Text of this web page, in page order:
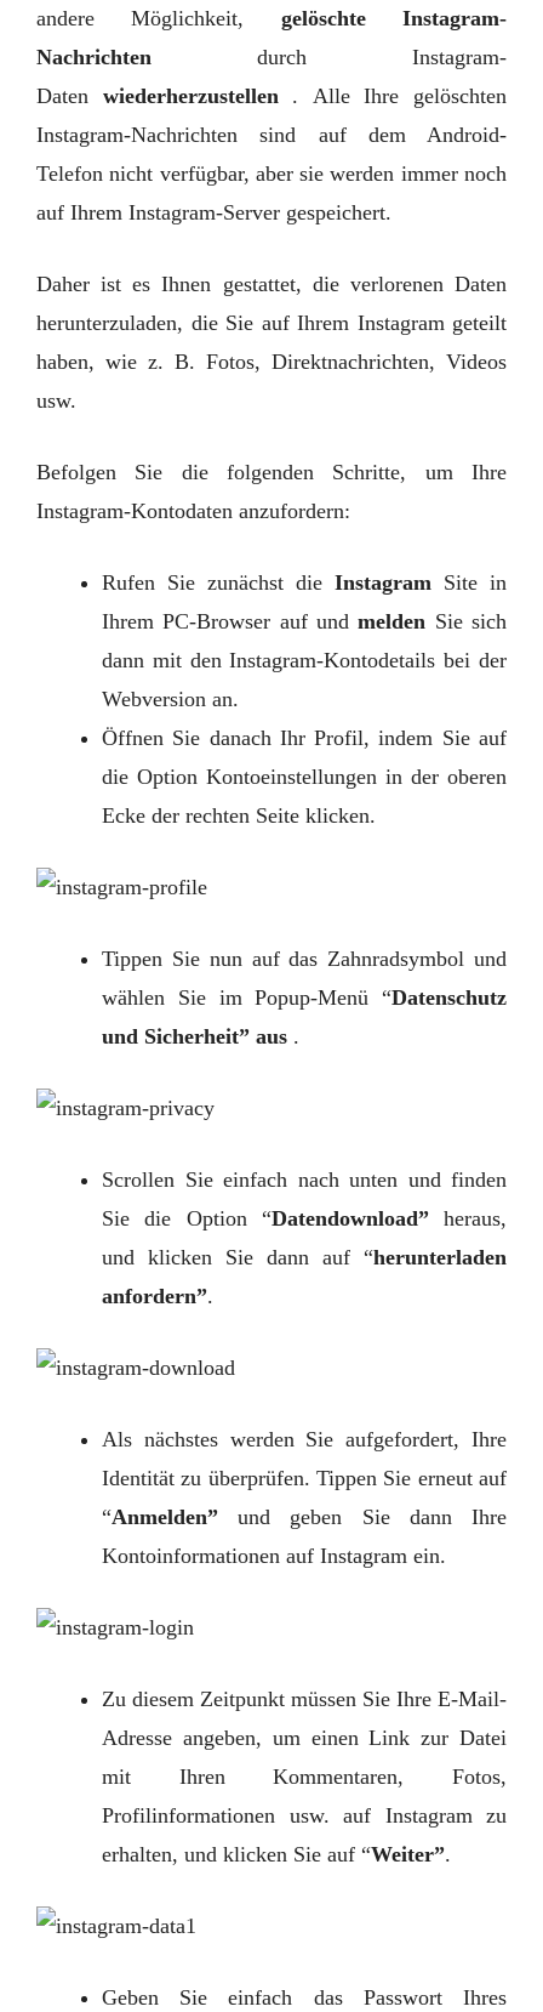
andere Möglichkeit, gelöschte Instagram-
Nachrichten durch Instagram-
Daten wiederherzustellen . Alle Ihre gelöschten
Instagram-Nachrichten sind auf dem Android-
Telefon nicht verfügbar, aber sie werden immer noch
auf Ihrem Instagram-Server gespeichert.
Daher ist es Ihnen gestattet, die verlorenen Daten
herunterzuladen, die Sie auf Ihrem Instagram geteilt
haben, wie z. B. Fotos, Direktnachrichten, Videos
usw.
Befolgen Sie die folgenden Schritte, um Ihre
Instagram-Kontodaten anzufordern:
Rufen Sie zunächst die Instagram Site in
Ihrem PC-Browser auf undmelden Sie sich
dann mit den Instagram-Kontodetails bei der
Webversion an.
Öffnen Sie danach Ihr Profil, indem Sie auf
die Option Kontoeinstellungen in der oberen
Ecke der rechten Seite klicken.
Tippen Sie nun auf das Zahnradsymbol und
wählen Sie im Popup-Menü “Datenschutz
und Sicherheit” aus .
Scrollen Sie einfach nach unten und finden
Sie die Option “Datendownload”heraus,
und klicken Sie dann auf “herunterladen
anfordern”.
Als nächstes werden Sie aufgefordert, Ihre
Identität zu überprüfen. Tippen Sie erneut auf
“Anmelden” und geben Sie dann Ihre
Kontoinformationen auf Instagram ein.
Zu diesem Zeitpunkt müssen Sie Ihre E-Mail-
Adresse angeben, um einen Link zur Datei
mit Ihren Kommentaren, Fotos,
Profilinformationen usw. auf Instagram zu
erhalten, und klicken Sie auf “Weiter”.
Geben Sie einfach das Passwort Ihres